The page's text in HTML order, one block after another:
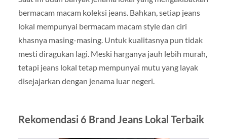
bermacam macam koleksi jeans. Bahkan, setiap jeans
lokal mempunyai bermacam macam style dan ciri
khasnya masing-masing. Untuk kualitasnya pun tidak
mesti diragukan lagi. Meski harganya jauh lebih murah,
tetapi jeans lokal tetap mempunyai mutu yang layak
disejajarkan dengan jenama luar negeri.
Rekomendasi 6 Brand Jeans Lokal Terbaik